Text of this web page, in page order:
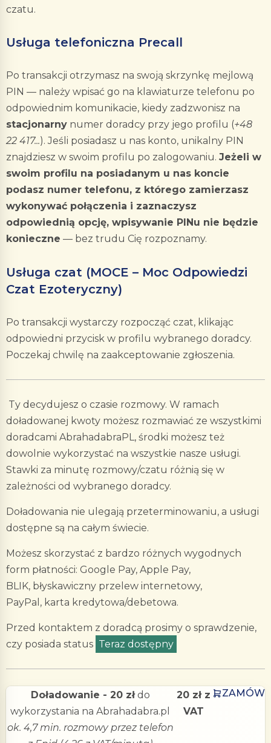
czatu.
Usługa telefoniczna Precall
Po transakcji otrzymasz na swoją skrzynkę mejlową
PIN — należy wpisać go na klawiaturze telefonu po
odpowiednim komunikacie, kiedy zadzwonisz na
stacjonarny numer doradcy przy jego profilu (+48
22 417...). Jeśli posiadasz u nas konto, unikalny PIN
znajdziesz w swoim profilu po zalogowaniu. Jeżeli w
swoim profilu na posiadanym u nas koncie
podasz numer telefonu, z którego zamierzasz
wykonywać połączenia i zaznaczysz
odpowiednią opcję, wpisywanie PINu nie będzie
konieczne — bez trudu Cię rozpoznamy.
Usługa czat (MOCE – Moc Odpowiedzi
Czat Ezoteryczny)
Po transakcji wystarczy rozpocząć czat, klikając
odpowiedni przycisk w profilu wybranego doradcy.
Poczekaj chwilę na zaakceptowanie zgłoszenia.
Ty decydujesz o czasie rozmowy. W ramach
doładowanej kwoty możesz rozmawiać ze wszystkimi
doradcami AbrahadabraPL, środki możesz też
dowolnie wykorzystać na wszystkie nasze usługi.
Stawki za minutę rozmowy/czatu różnią się w
zależności od wybranego doradcy.
Doładowania nie ulegają przeterminowaniu, a usługi
dostępne są na całym świecie.
Możesz skorzystać z bardzo różnych wygodnych
form płatności: Google Pay, Apple Pay,
BLIK, błyskawiczny przelew internetowy,
PayPal, karta kredytowa/debetowa.
Przed kontaktem z doradcą prosimy o sprawdzenie,
czy posiada status Teraz dostępny
Doładowanie - 20 złdo
wykorzystania na Abrahadabra.pl
ok. 4,7 min. rozmowy przez telefon
20 zł z
VAT
ZAMÓW